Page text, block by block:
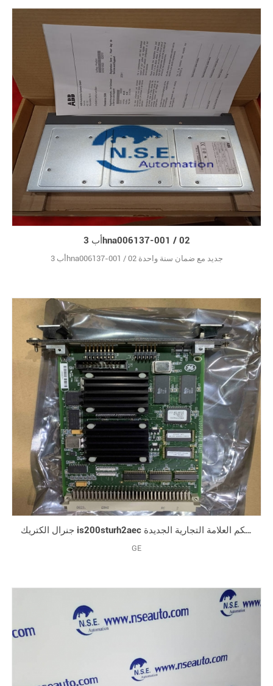
أب 3hna006137-001 / 02
أب 3hna006137-001 / 02 جديد مع ضمان سنة واحدة
جنرال الكتريك is200sturh2aec التوربينات بطاقة التحكم العلامة التجارية الجديدة
GE